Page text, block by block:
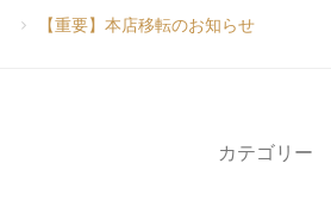
【重要】本店移転のお知らせ
カテゴリー